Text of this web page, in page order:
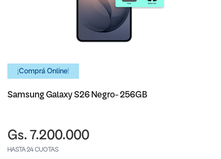
¡Comprá Online!
Samsung Galaxy S26 Negro- 256GB
Gs. 7.200.000
HASTA 24 CUOTAS